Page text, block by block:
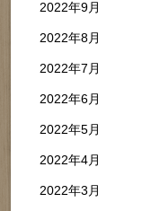
2022年9月
2022年8月
2022年7月
2022年6月
2022年5月
2022年4月
2022年3月